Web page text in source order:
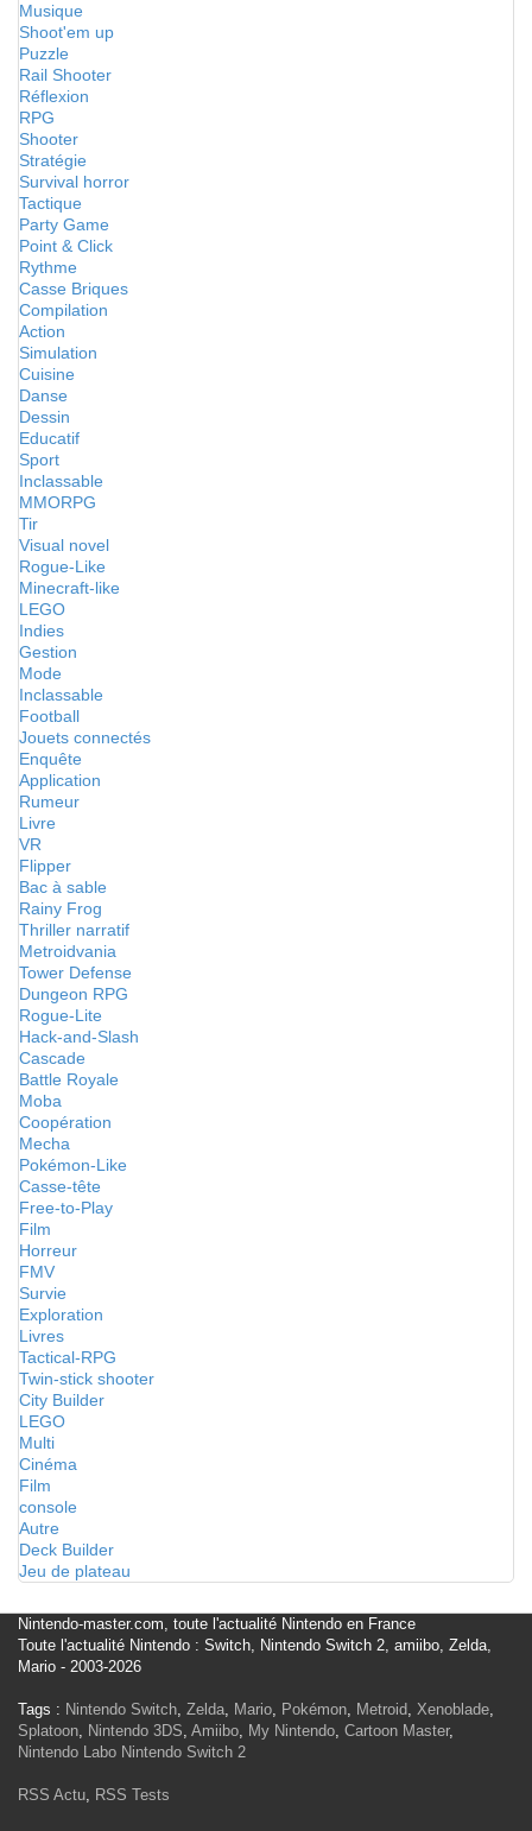
Musique
Shoot'em up
Puzzle
Rail Shooter
Réflexion
RPG
Shooter
Stratégie
Survival horror
Tactique
Party Game
Point & Click
Rythme
Casse Briques
Compilation
Action
Simulation
Cuisine
Danse
Dessin
Educatif
Sport
Inclassable
MMORPG
Tir
Visual novel
Rogue-Like
Minecraft-like
LEGO
Indies
Gestion
Mode
Inclassable
Football
Jouets connectés
Enquête
Application
Rumeur
Livre
VR
Flipper
Bac à sable
Rainy Frog
Thriller narratif
Metroidvania
Tower Defense
Dungeon RPG
Rogue-Lite
Hack-and-Slash
Cascade
Battle Royale
Moba
Coopération
Mecha
Pokémon-Like
Casse-tête
Free-to-Play
Film
Horreur
FMV
Survie
Exploration
Livres
Tactical-RPG
Twin-stick shooter
City Builder
LEGO
Multi
Cinéma
Film
console
Autre
Deck Builder
Jeu de plateau
Nintendo-master.com, toute l'actualité Nintendo en France
Toute l'actualité Nintendo : Switch, Nintendo Switch 2, amiibo, Zelda,
Mario - 2003-2026
Tags : Nintendo Switch, Zelda, Mario, Pokémon, Metroid, Xenoblade,
Splatoon, Nintendo 3DS, Amiibo, My Nintendo, Cartoon Master,
Nintendo Labo Nintendo Switch 2
RSS Actu, RSS Tests